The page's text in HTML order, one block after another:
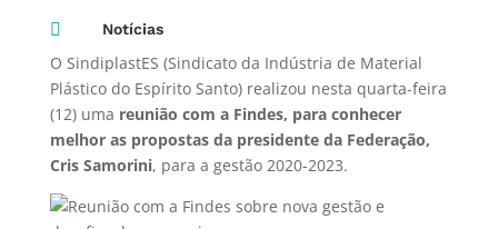
 Notícias
O SindiplastES (Sindicato da Indústria de Material
Plástico do Espírito Santo) realizou nesta quarta-feira
(12) uma reunião com a Findes, para conhecer
melhor as propostas da presidente da Federação,
Cris Samorini, para a gestão 2020-2023.